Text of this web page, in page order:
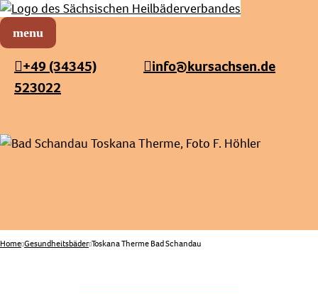
Sächsischer Heilbäderverband
+49 (34345)
523022
info@kursachsen.de
Home Gesundheitsbäder Toskana Therme Bad Schandau